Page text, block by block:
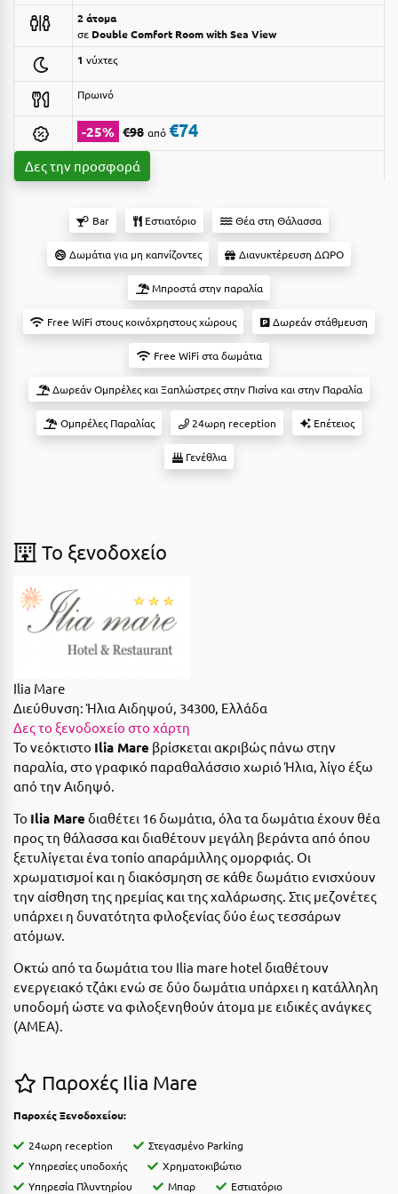
Αργολίδα
Αριδαία
Αρκαδία
Αρκίτσα
Αρτέμιδα
Αστυπάλαια
Αττική
Β
Βόλος
Βραχάτι Κορινθίας
Γαλαξiδι
Γλυφάδα
Γρεβενά
Δ
Δελφοί
Διακοπτό
Ελάτη Αρκαδίας
Ελληνικό Αρκαδίας
Ελούντα Κρήτης
Ερέτρια
Ερμιόνη
Εύβοια
Ζ
Ζαγοροχώρια
Ζάκυνθος
Ξενοδοχεία 3 Αστέρων
Ξενοδοχεία 4 Αστέρων
Ξενοδοχεία 5 Αστέρων
Βίλες
Κρουαζιέρες
Διαμερίσματα
Studios
Ξενώνες
Suites
2 άτομα
σε Double Comfort Room with Sea View
1 νύχτες
Πρωινό
-25% €98 από €74
Δες την προσφορά
Bar Εστιατόριο Θέα στη Θάλασσα
Δωμάτια για μη καπνίζοντες Διανυκτέρευση ΔΩΡΟ
Μπροστά στην παραλία
Free WiFi στους κοινόχρηστους χώρους Δωρεάν στάθμευση
Free WiFi στα δωμάτια
Δωρεάν Ομπρέλες και Ξαπλώστρες στην Πισίνα και στην Παραλία
Ομπρέλες Παραλίας 24ωρη reception Επέτειος
Γενέθλια
To ξενοδοχείο
Ilia Mare
Διεύθυνση: Ήλια Αιδηψού, 34300, Ελλάδα
Δες το ξενοδοχείο στο χάρτη
Το νεόκτιστο Ilia Mare βρίσκεται ακριβώς πάνω στην
παραλία, στο γραφικό παραθαλάσσιο χωριό Ήλια, λίγο έξω
από την Αιδηψό.
Το Ilia Mare διαθέτει 16 δωμάτια, όλα τα δωμάτια έχουν θέα
προς τη θάλασσα και διαθέτουν μεγάλη βεράντα από όπου
ξετυλίγεται ένα τοπίο απαράμιλλης ομορφιάς. Οι
χρωματισμοί και η διακόσμηση σε κάθε δωμάτιο ενισχύουν
την αίσθηση της ηρεμίας και της χαλάρωσης. Στις μεζονέτες
υπάρχει η δυνατότητα φιλοξενίας δύο έως τεσσάρων
ατόμων.
Οκτώ από τα δωμάτια του Ilia mare hotel διαθέτουν
ενεργειακό τζάκι ενώ σε δύο δωμάτια υπάρχει η κατάλληλη
υποδομή ώστε να φιλοξενηθούν άτομα με ειδικές ανάγκες
(ΑΜΕΑ).
Παροχές Ilia Mare
Παροχές Ξενοδοχείου:
24ωρη reception
Στεγασμένο Parking
Υπηρεσίες υποδοχής
Χρηματοκιβώτιο
Υπηρεσία Πλυντηρίου
Μπαρ Εστιατόριο